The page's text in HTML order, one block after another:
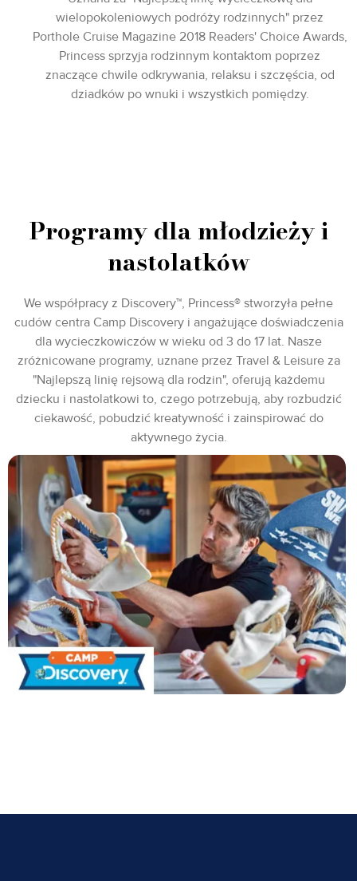
wielopokoleniowych podróży rodzinnych" przez
Porthole Cruise Magazine 2018 Readers' Choice Awards,
Princess sprzyja rodzinnym kontaktom poprzez
znaczące chwile odkrywania, relaksu i szczęścia, od
dziadków po wnuki i wszystkich pomiędzy.
Programy dla młodzieży i
nastolatków
We współpracy z Discovery™, Princess® stworzyła pełne
cudów centra Camp Discovery i angażujące doświadczenia
dla wycieczkowiczów w wieku od 3 do 17 lat. Nasze
zróżnicowane programy, uznane przez Travel & Leisure za
"Najlepszą linię rejsową dla rodzin", oferują każdemu
dziecku i nastolatkowi to, czego potrzebują, aby rozbudzić
ciekawość, pobudzić kreatywność i zainspirować do
aktywnego życia.